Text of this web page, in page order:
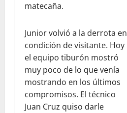
matecaña.
Junior volvió a la derrota en
condición de visitante. Hoy
el equipo tiburón mostró
muy poco de lo que venía
mostrando en los últimos
compromisos. El técnico
Juan Cruz quiso darle